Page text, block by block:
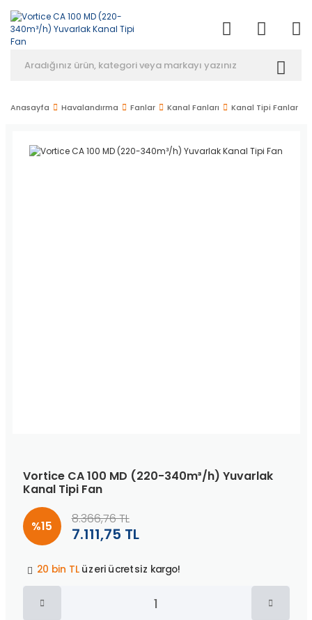
Anasayfa Havalandırma Fanlar Kanal Fanları Kanal Tipi Fanlar
Vortice CA 100 MD (220-340m³/h) Yuvarlak
Kanal Tipi Fan
%15 7.111,75 TL
8.366,76 TL
20 bin TLüzeri ücretsiz kargo!
40 bin TL
Peşin fiyatına
üzeri ücretsiz kargo!